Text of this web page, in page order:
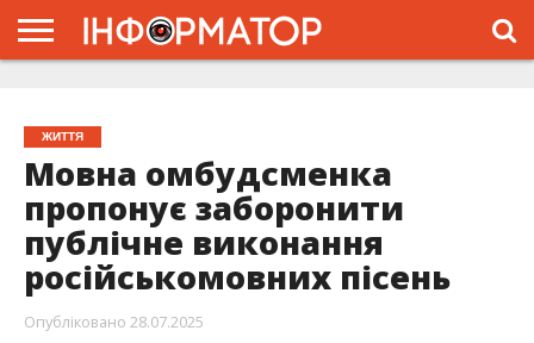
ЖИТТЯ
Мовна омбудсменка
пропонує заборонити
публічне виконання
російськомовних пісень
Опубліковано 28.07.2025